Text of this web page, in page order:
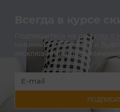
Всегда в курсе
Подпишитесь на расылку о
новинках и новостях и
эксклюзивных предложений!